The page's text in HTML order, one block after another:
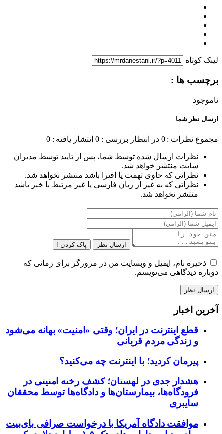
لینک کوتاه
برچسب ها :
ناموجود
ارسال نظر شما
مجموع نظرات : 0 در انتظار بررسی : 0 انتشار یافته : 0
نظرات ارسال شده توسط شما، پس از تایید توسط مدیران
سایت منتشر خواهد شد.
نظراتی که حاوی تهمت یا افترا باشد منتشر نخواهد شد.
نظراتی که به غیر از زبان فارسی یا غیر مرتبط با خبر باشد
منتشر نخواهد شد.
ارسال نظر پاک کردن !
ذخیره نام، ایمیل و وبسایت من در مرورگر برای زمانی که
دوباره دیدگاهی می‌نویسم.
آخرین اخبار
قطع اینترنت در ایران؛ وقتی «امنیت» بهانه می‌شود
و زندگی مردم قربانی
پیرمان کردید؛ با اینترنت چه می‌کنید؟
هشدار جدی در لهستان؛ کشف رخنه امنیتی در
فرودگاه‌ها، بیمارستان‌ها و دادگاه‌ها توسط محققان
سایبری
موافقت دادگاه آمریکا با درخواست صرافی بای‌بیت